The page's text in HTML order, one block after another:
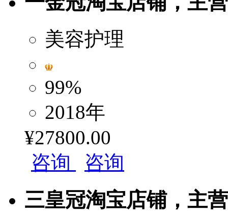
美容护理
99%
2018年
¥27800.00
咨询
咨询
三皇冠淘宝店铺，主